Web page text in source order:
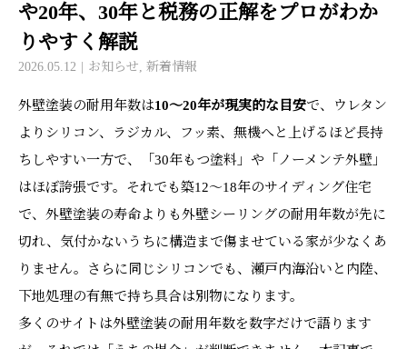
や20年、30年と税務の正解をプロがわか
りやすく解説
2026.05.12 お知らせ, 新着情報
外壁塗装の耐用年数は10〜20年が現実的な目安で、ウレタン
よりシリコン、ラジカル、フッ素、無機へと上げるほど長持
ちしやすい一方で、「30年もつ塗料」や「ノーメンテ外壁」
はほぼ誇張です。それでも築12〜18年のサイディング住宅
で、外壁塗装の寿命よりも外壁シーリングの耐用年数が先に
切れ、気付かないうちに構造まで傷ませている家が少なくあ
りません。さらに同じシリコンでも、瀬戸内海沿いと内陸、
下地処理の有無で持ち具合は別物になります。
多くのサイトは外壁塗装の耐用年数を数字だけで語ります